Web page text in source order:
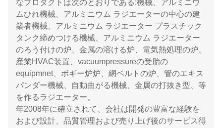
なプロダクトは次のとおりである:機械、アルミニウ
ムひれ機械、アルミニウム ラジエーターの中心の建
築者機械、アルミニウム ラジエーター プラスチック
タンク締めつける機械、アルミニウム ラジエーター
のろう付けの炉、金属の溶ける炉、電気熱処理の炉、
産業HVAC装置、vacuumpressureの受胎の
equipmnet、ボギー炉炉、網ベルトの炉、管のエキス
パンダー機械、自動曲がる機械、金属の打抜き型、等
を作るラジエーター。
年2008年に確立されて、会社は開発の豊富な経験を
および設計、品質管理および売り上げ後のサービス得